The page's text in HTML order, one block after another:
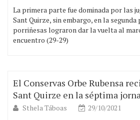
La primera parte fue dominada por las
Sant Quirze, sin embargo, en la
porriñesas lograron dar la vuelta al
encuentro (29-29)
El Conservas Orbe Rubensa
Sant Quirze en la séptima
Sthela Táboas
29/10/2021